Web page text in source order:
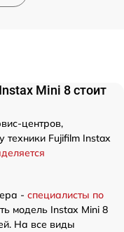
Mini 8 стоит
центров,
техники Fujifilm Instax
- специалисты по
модель Instax Mini 8
На все виды